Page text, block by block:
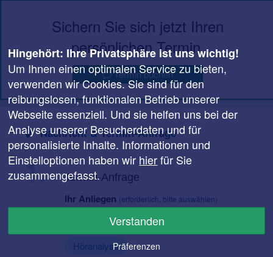
Sichern Sie sich jetzt Ihren
persönlichen Termin.
Termin buchen
Nachricht & Termin-Anfrage
1. Termin-Anfrage
Ihr Anliegen (erforderlich, bitte auswählen)
Hörgeräte testen
Beratung
Höranalyse
Hingehört: Ihre Privatsphäre ist uns wichtig!
Um Ihnen einen optimalen Service zu bieten,
verwenden wir Cookies. Sie sind für den
reibungslosen, funktionalen Betrieb unserer
Webseite essenziell. Und sie helfen uns bei der
Analyse unserer Besucherdaten und für
personalisierte Inhalte. Informationen und
Einstelloptionen haben wir hierfür Sie
zusammengefasst.
Verstanden
Präferenzen